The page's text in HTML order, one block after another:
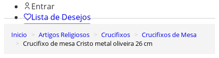
Entrar
Lista de Desejos
0
Carrinho de Compras
Inicio Artigos Religiosos Crucifixos
Crucifixos de Mesa
Crucifixo de mesa Cristo metal oliveira 26 cm